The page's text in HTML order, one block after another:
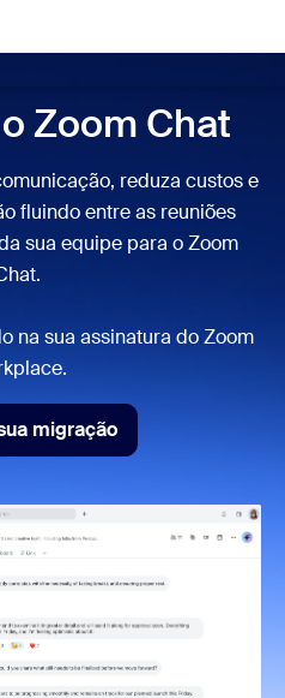
Zoom Chat
reduza custos e
fluindo entre as reuniões
sua equipe para o Zoom
na sua assinatura do Zoom
migração
Comece sua migração